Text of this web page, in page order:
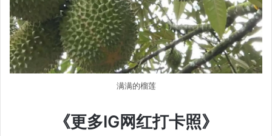
满满的榴莲
《更多IG网红打卡照》